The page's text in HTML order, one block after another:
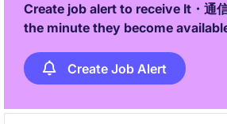
Create job alert to receive It・通
the minute they become
Create Job Alert